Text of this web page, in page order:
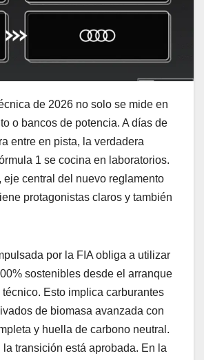
de 2026 no solo se mide en
o bancos de potencia. A días de
entre en pista, la verdadera
1 se cocina en laboratorios.
eje central del nuevo reglamento
protagonistas claros y también
por la FIA obliga a utilizar
sostenibles desde el arranque
Esto implica carburantes
de biomasa avanzada con
y huella de carbono neutral.
la transición está aprobada. En la